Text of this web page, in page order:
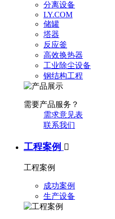
分离设备
LY.COM
储罐
塔器
反应釜
高效换热器
工业除尘设备
钢结构工程
需要产品服务？
需求意见表
联系我们
工程案例 
工程案例
成功案例
生产设备